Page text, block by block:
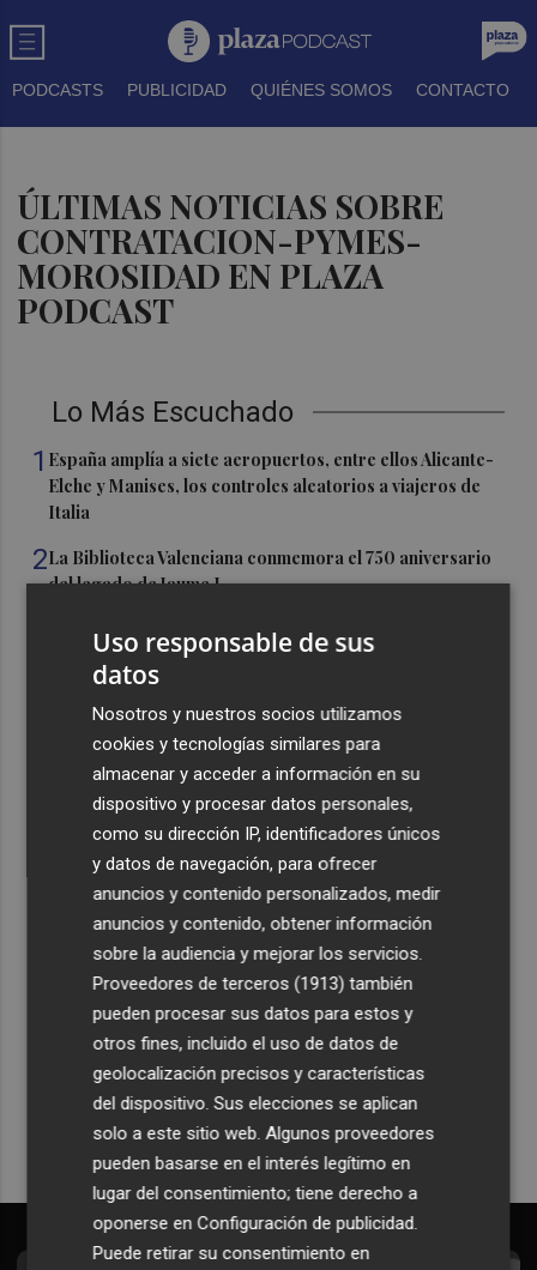
PODCASTS PUBLICIDAD QUIÉNES SOMOS CONTACTO
ÚLTIMAS NOTICIAS SOBRE
CONTRATACION-PYMES-
MOROSIDAD EN PLAZA
PODCAST
Lo Más Escuchado
1 España amplía a siete aeropuertos, entre ellos Alicante-
Elche y Manises, los controles aleatorios a viajeros de
Italia
2La Biblioteca Valenciana conmemora el 750 aniversario
del legado de Jaume I
Una gran cadena humana de cariño y reivindicación se
vuelve a abrazar en las playas por el Mar Menor
Levantan el confinamiento del municipio castellonense
de Sierra Engarcerán por el incendio
Juan Tallón, Marta Jiménez Serrano o Juan Evaristo Valls
Boix, protagonistas de la programación de agosto de
Entre Libros en Benicàssim
Recibe toda la actualidad de
Plaza Podcast en tu correo
Quiero suscribirme
Uso responsable de sus
datos
Nosotros y nuestros socios utilizamos
cookies y tecnologías similares para
almacenar y acceder a información en su
dispositivo y procesar datos personales,
como su dirección IP, identificadores únicos
y datos de navegación, para ofrecer
anuncios y contenido personalizados, medir
anuncios y contenido, obtener información
sobre la audiencia y mejorar los servicios.
Proveedores de terceros (1913) también
pueden procesar sus datos para estos y
otros fines, incluido el uso de datos de
geolocalización precisos y características
del dispositivo. Sus elecciones se aplican
solo a este sitio web. Algunos proveedores
pueden basarse en el interés legítimo en
lugar del consentimiento; tiene derecho a
oponerse enConfiguración de publicidad
Puede retirar su consentimiento en